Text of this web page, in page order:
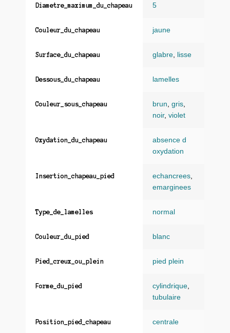
Diametre_maximum_du_chapeau 5
Couleur_du_chapeau jaune
Surface_du_chapeau glabre, lisse
Dessous_du_chapeau lamelles
Couleur_sous_chapeau brun, gris,
noir, violet
Oxydation_du_chapeau
absence d
oxydation
Insertion_chapeau_pied echancrees,
emarginees
Type_de_lamelles normal
Couleur_du_pied blanc
Pied_creux_ou_plein pied plein
Forme_du_pied cylindrique,
tubulaire
Position_pied_chapeau centrale